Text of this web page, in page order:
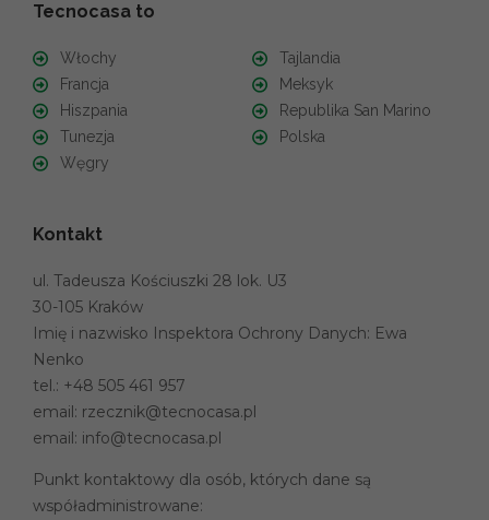
Tecnocasa to
Włochy
Francja
Hiszpania
Tunezja
Węgry
Tajlandia
Meksyk
Republika San Marino
Polska
Kontakt
ul. Tadeusza Kościuszki 28 lok. U3
30-105 Kraków
Imię i nazwisko Inspektora Ochrony Danych: Ewa
Nenko
tel.: +48 505 461 957
email: rzecznik@tecnocasa.pl
email: info@tecnocasa.pl
Punkt kontaktowy dla osób, których dane są
współadministrowane: